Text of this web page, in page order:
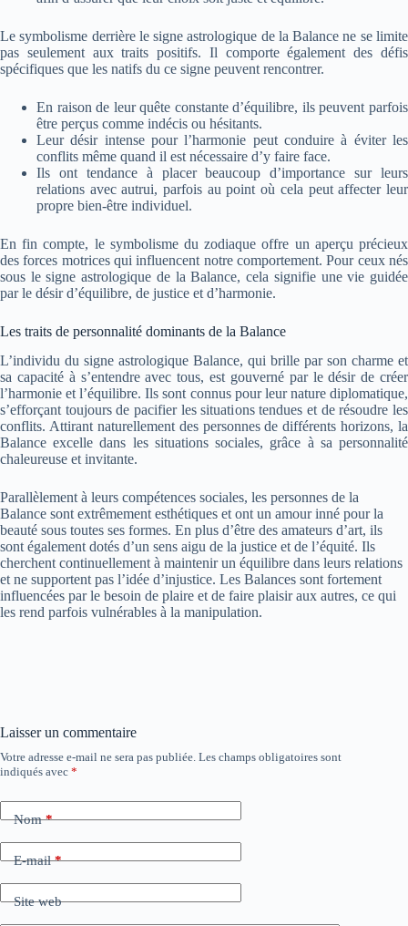
Le symbolisme derrière le signe astrologique de la Balance ne se limite
pas seulement aux traits positifs. Il comporte également des défis
spécifiques que les natifs du ce signe peuvent rencontrer.
En raison de leur quête constante d’équilibre, ils peuvent parfois
être perçus comme indécis ou hésitants.
Leur désir intense pour l’harmonie peut conduire à éviter les
conflits même quand il est nécessaire d’y faire face.
Ils ont tendance à placer beaucoup d’importance sur leurs
relations avec autrui, parfois au point où cela peut affecter leur
propre bien-être individuel.
En fin compte, le symbolisme du zodiaque offre un aperçu précieux
des forces motrices qui influencent notre comportement. Pour ceux nés
sous le signe astrologique de la Balance, cela signifie une vie guidée
par le désir d’équilibre, de justice et d’harmonie.
Les traits de personnalité dominants de la Balance
L’individu du signe astrologique Balance, qui brille par son charme et
sa capacité à s’entendre avec tous, est gouverné par le désir de créer
l’harmonie et l’équilibre. Ils sont connus pour leur nature diplomatique,
s’efforçant toujours de pacifier les situations tendues et de résoudre les
conflits. Attirant naturellement des personnes de différents horizons, la
Balance excelle dans les situations sociales, grâce à sa personnalité
chaleureuse et invitante.
Parallèlement à leurs compétences sociales, les personnes de la
Balance sont extrêmement esthétiques et ont un amour inné pour la
beauté sous toutes ses formes. En plus d’être des amateurs d’art, ils
sont également dotés d’un sens aigu de la justice et de l’équité. Ils
cherchent continuellement à maintenir un équilibre dans leurs relations
et ne supportent pas l’idée d’injustice. Les Balances sont fortement
influencées par le besoin de plaire et de faire plaisir aux autres, ce qui
les rend parfois vulnérables à la manipulation.
Laisser un commentaire
Votre adresse e-mail ne sera pas publiée. Les champs obligatoires sont
indiqués avec *
Nom*
E-mail*
Site web